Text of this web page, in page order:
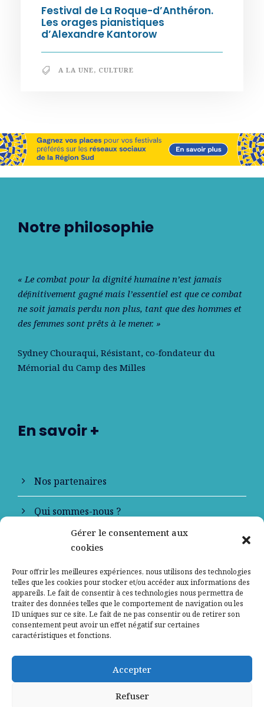
Gérer le consentement aux
cookies
Pour offrir les meilleures expériences, nous utilisons des technologies
telles que les cookies pour stocker et/ou accéder aux informations des
appareils. Le fait de consentir à ces technologies nous permettra de
traiter des données telles que le comportement de navigation ou les
ID uniques sur ce site. Le fait de ne pas consentir ou de retirer son
consentement peut avoir un effet négatif sur certaines
caractéristiques et fonctions.
Accepter
Refuser
Festival de La Roque-d’Anthéron.
Les orages pianistiques
d’Alexandre Kantorow
A LA UNE, CULTURE
Notre philosophie
« Le combat pour la dignité humaine n’est jamais
déﬁnitivement gagné mais l’essentiel est que ce combat
ne soit jamais perdu non plus, tant que des hommes et
des femmes sont prêts à le mener. »
Sydney Chouraqui, Résistant, co-fondateur du
Mémorial du Camp des Milles
En savoir +
Nos partenaires
Qui sommes-nous ?
Contactez-nous
Mentions légales
Politique de confidentialité